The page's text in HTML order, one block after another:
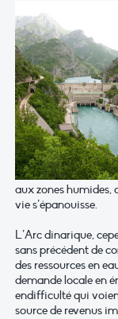
aux zones humides,
vie s’épanouisse.
L’Arc dinarique,
sans précédent de
des ressources en
demande locale en
endifficulté qui
source de revenus